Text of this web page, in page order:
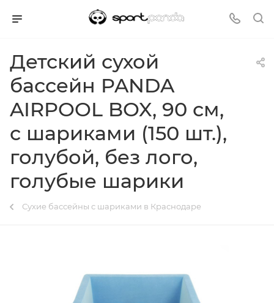
Детский сухой
бассейн PANDA
AIRPOOL BOX, 90 см,
с шариками (150 шт.),
голубой, без лого,
голубые шарики
Сухие бассейны с шариками в Краснодаре